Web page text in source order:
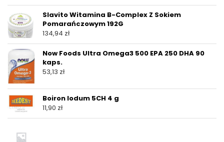
Slavito Witamina B-Complex Z Sokiem
Pomarańczowym 192G
134,94 zł
Now Foods Ultra Omega3 500 EPA 250 DHA 90
kaps.
53,13 zł
Boiron Iodum 5CH 4 g
11,90 zł